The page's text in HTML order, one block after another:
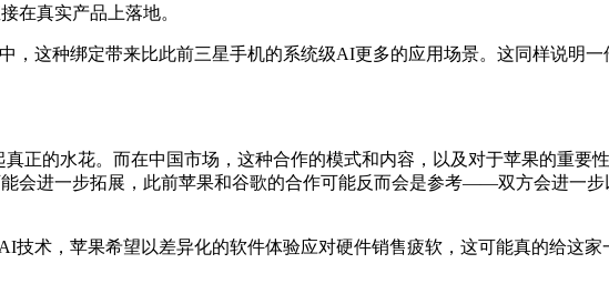
在真实产品上落地。
，这种绑定带来比此前三星手机的系统级AI更多的应用场景。这同样说明
正的水花。而在中国市场，这种合作的模式和内容，以及对于苹果的重要
会进一步拓展，此前苹果和谷歌的合作可能反而会是参考——双方会进一
术，苹果希望以差异化的软件体验应对硬件销售疲软，这可能真的给这